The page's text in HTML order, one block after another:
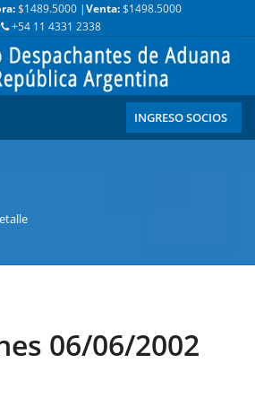
$1489.5000 |Venta:$1498.5000
+54 11 4331 2338
INGRESO SOCIOS
06/06/2002